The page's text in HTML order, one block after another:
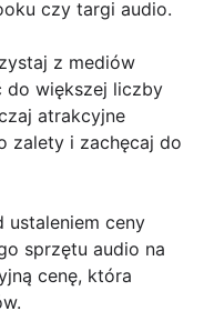
czy targi audio.
z mediów
do większej liczby
atrakcyjne
zalety i zachęcaj do
ustaleniem ceny
sprzętu audio na
cenę, która